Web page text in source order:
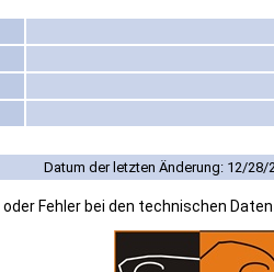
Datum der letzten Änderung: 12/28/
oder Fehler bei den technischen